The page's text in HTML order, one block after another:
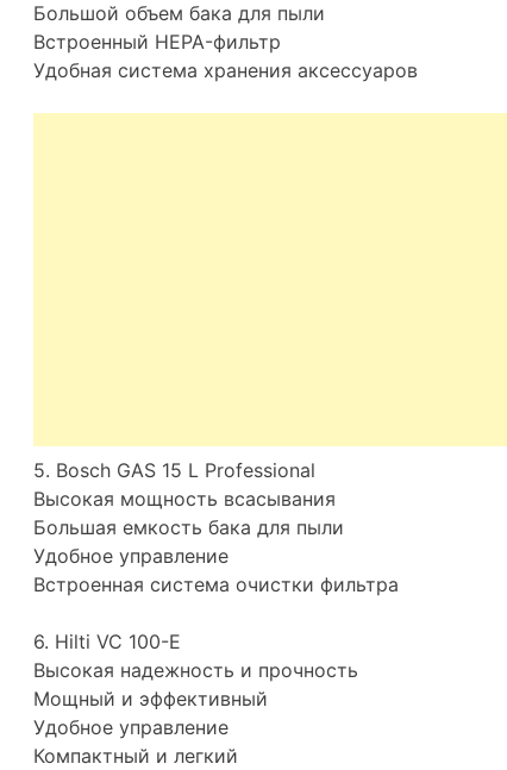
Большой объем бака для пыли
Встроенный HEPA-фильтр
Удобная система хранения аксессуаров
5. Bosch GAS 15 L Professional
Высокая мощность всасывания
Большая емкость бака для пыли
Удобное управление
Встроенная система очистки фильтра
6. Hilti VC 100-E
Высокая надежность и прочность
Мощный и эффективный
Удобное управление
Компактный и легкий